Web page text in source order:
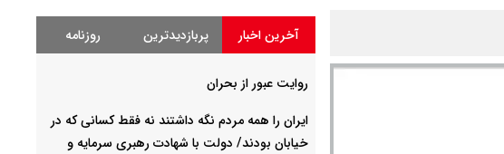
آخرین اخبار پربازدیدترین روزنامه
روایت عبور از بحران
ایران را همه مردم نگه داشتند نه فقط کسانی که در
خیابان بودند/ دولت با شهادت رهبری سرمایه و